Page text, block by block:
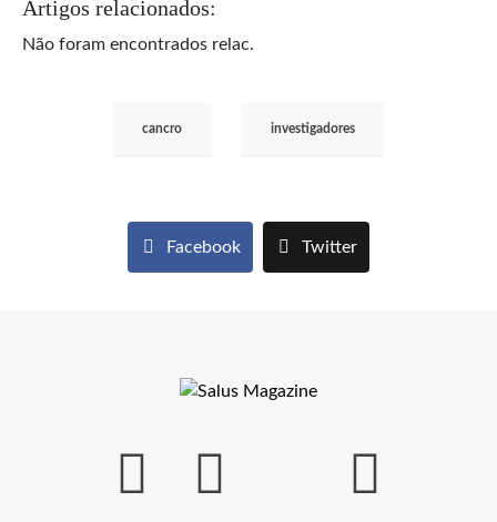
Artigos relacionados:
Não foram encontrados relac.
cancro investigadores
Facebook Twitter